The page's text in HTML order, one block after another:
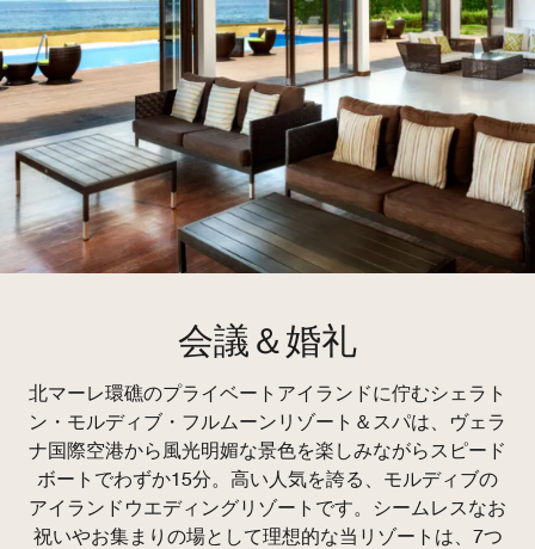
会議＆婚礼
北マーレ環礁のプライベートアイランドに佇むシェラト
ン・モルディブ・フルムーンリゾート＆スパは、ヴェラ
ナ国際空港から風光明媚な景色を楽しみながらスピード
ボートでわずか15分。高い人気を誇る、モルディブの
アイランドウエディングリゾートです。シームレスなお
祝いやお集まりの場として理想的な当リゾートは、7つ